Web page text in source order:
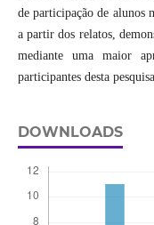
de participação de alunos
a partir dos relatos,
mediante uma maior
participantes desta
DOWNLOADS